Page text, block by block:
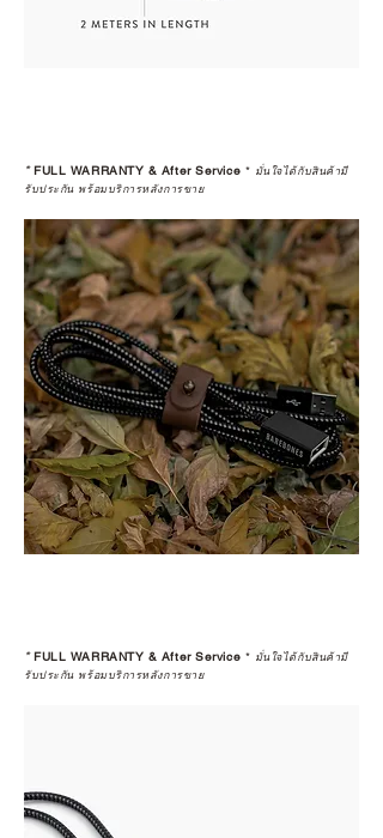
*FULL WARRANTY & After Service * มั่นใจได้กับสินค้ามี
รับประกัน พร้อมบริการหลังการขาย
*FULL WARRANTY & After Service * มั่นใจได้กับสินค้ามี
รับประกัน พร้อมบริการหลังการขาย